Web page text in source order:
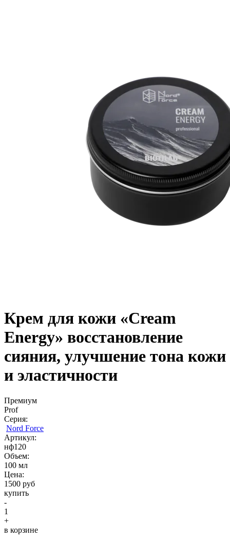
Крем для кожи «Cream
Energy» восстановление
сияния, улучшение тона кожи
и эластичности
Премиум
Prof
Серия:
Nord Force
Aртикул:
нф120
Объем:
100 мл
Цена:
1500 руб
купить
-
1
+
в корзине